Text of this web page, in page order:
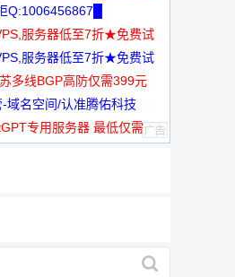
Q:1006456867█
服务器低至7折★免费试
服务器低至7折★免费试
多线BGP高防仅需399元
域名空间/认准腾佑科技
专用服务器 最低仅需